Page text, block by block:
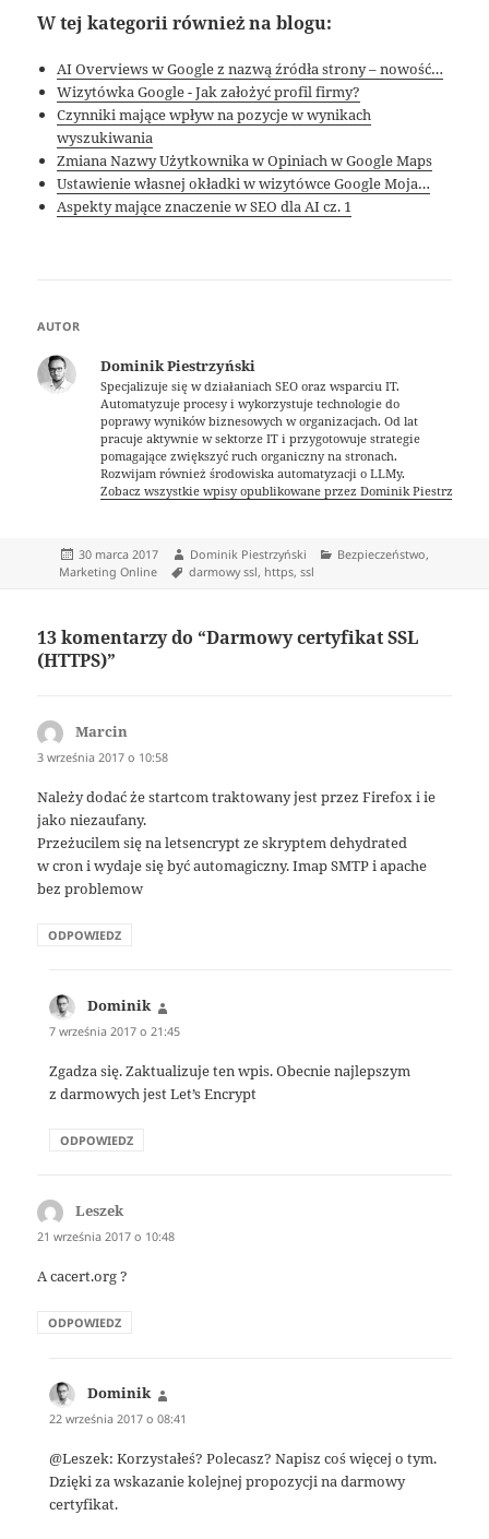
W tej kategorii również na blogu:
AI Overviews w Google z nazwą źródła strony – nowość…
Wizytówka Google - Jak założyć profil firmy?
Czynniki mające wpływ na pozycje w wynikach
wyszukiwania
Zmiana Nazwy Użytkownika w Opiniach w Google Maps
Ustawienie własnej okładki w wizytówce Google Moja…
Aspekty mające znaczenie w SEO dla AI cz. 1
AUTOR
Dominik Piestrzyński
Specjalizuje się w działaniach SEO oraz wsparciu IT.
Automatyzuje procesy i wykorzystuje technologie do
poprawy wyników biznesowych w organizacjach. Od lat
pracuje aktywnie w sektorze IT i przygotowuje strategie
pomagające zwiększyć ruch organiczny na stronach.
Rozwijam również środowiska automatyzacji o LLMy.
Zobacz wszystkie wpisy opublikowane przez Dominik Piestrzyński
Data
publikacji
30 marca 2017 Autor
Dominik Piestrzyński Kategorie
Bezpieczeństwo,
Marketing Online
Tagi
darmowy ssl, https, ssl
13 komentarzy do “Darmowy certyfikat SSL
(HTTPS)”
Marcin
3 września 2017 o 10:58
Należy dodać że startcom traktowany jest przez Firefox i ie
jako niezaufany.
Przeżucilem się na letsencrypt ze skryptem dehydrated
w cron i wydaje się być automagiczny. Imap SMTP i apache
bez problemow
ODPOWIEDZ
Dominik
7 września 2017 o 21:45
Zgadza się. Zaktualizuje ten wpis. Obecnie najlepszym
z darmowych jest Let’s Encrypt
ODPOWIEDZ
Leszekpisze:
21 września 2017 o 10:48
A cacert.org ?
ODPOWIEDZ
Dominik
22 września 2017 o 08:41
@Leszek: Korzystałeś? Polecasz? Napisz coś więcej o tym.
Dzięki za wskazanie kolejnej propozycji na darmowy
certyfikat.